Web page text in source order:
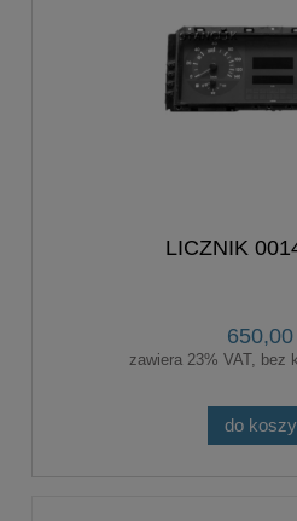
LICZNIK
650,00
zawiera 23% VAT, bez
do